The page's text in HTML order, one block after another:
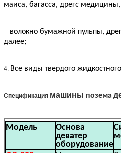
маиса, багасса, дрегс
волокно бумажной пульпы,
далее;
4. Все виды твердого
Спецификация машины позема
Модель
Основа
деватер
оборудование